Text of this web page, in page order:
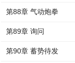
第88章 气动炮拳
第89章 询问
第90章 蓄势待发